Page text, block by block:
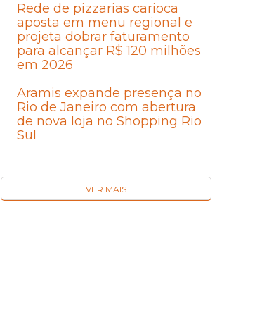
Rede de pizzarias carioca
aposta em menu regional e
projeta dobrar faturamento
para alcançar R$ 120 milhões
em 2026
Aramis expande presença no
Rio de Janeiro com abertura
de nova loja no Shopping Rio
Sul
VER MAIS